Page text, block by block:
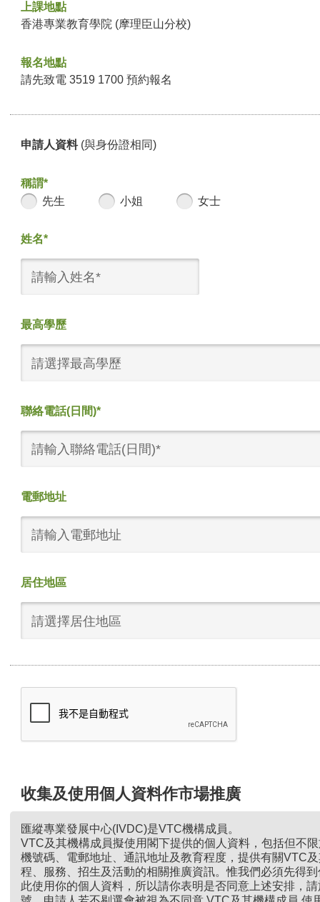
上課地點
香港專業教育學院 (摩理臣山分校)
報名地點
請先致電 3519 1700 預約報名
申請人資料 (與身份證相同)
稱謂*
先生
小姐 女士
姓名*
最高學歷
請選擇最高學歷
聯絡電話(日間)*
電郵地址
居住地區
請選擇居住地區
收集及使用個人資料作市場推廣
匯縱專業發展中心(IVDC)是VTC機構成員。
VTC及其機構成員擬使用閣下提供的個人資料，包括但不
機號碼、電郵地址、通訊地址及教育程度，提供有關VTC
程、服務、招生及活動的相關推廣資訊。惟我們必須先得
此使用你的個人資料，所以請你表明是否同意上述安排，